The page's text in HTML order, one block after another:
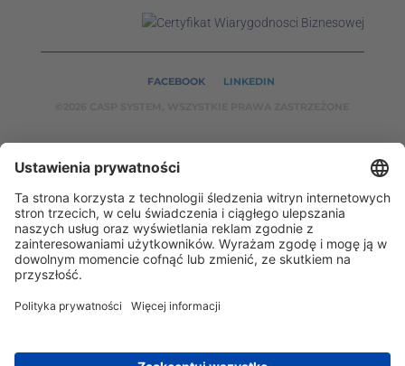
FACEBOOK
LINKEDIN
CASPSYSTEM.PL
AUTOMATYKA24.PL
WZORCENDT.P
L
BINAR24.PL EH24.PL
CASP System – Twój partner w dziedzinie Badań
2002 - 2026 © CopyrightCASP System/Polityka